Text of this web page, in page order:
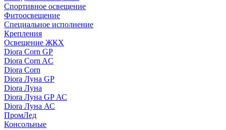
Спортивное освещение
Фитоосвещение
Специальное исполнение
Крепления
Освещение ЖКХ
Diora Corn GP
Diora Corn AC
Diora Corn
Diora Луна GP
Diora Луна
Diora Луна GP АС
Diora Луна АС
ПромЛед
Консольные